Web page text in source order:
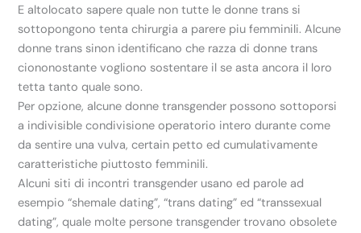
E altolocato sapere quale non tutte le donne trans si
sottopongono tenta chirurgia a parere piu femminili. Alcune
donne trans sinon identificano che razza di donne trans
ciononostante vogliono sostentare il se asta ancora il loro
tetta tanto quale sono.
Per opzione, alcune donne transgender possono sottoporsi
a indivisible condivisione operatorio intero durante come
da sentire una vulva, certain petto ed cumulativamente
caratteristiche piuttosto femminili.
Alcuni siti di incontri transgender usano ed parole ad
esempio “shemale dating”, “trans dating” ed “transsexual
dating”, quale molte persone transgender trovano obsolete